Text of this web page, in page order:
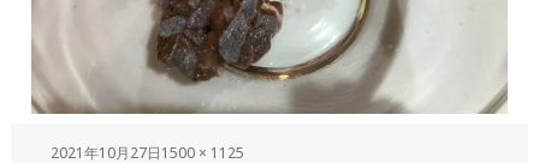
2021年10月27日1500 × 1125